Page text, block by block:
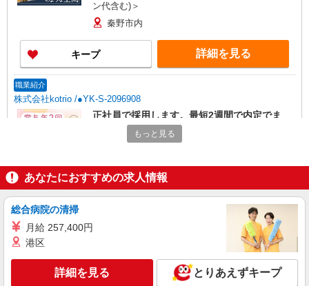
ン代含む)＞
秦野市内
キープ 詳細を見る
職業紹介
株式会社kotrio /●YK-S-2096908
正社員で採用します。最短2週間で内定でま
す。就労支援STAFF募集
【正社員】月給240,000〜400,000円 ・基本
30,000円 ・役職手当：10,000〜70,000円 ・処遇改
善手当：20,000〜60,000円（勤続年数、保有資格
により変動） ・固定残業手当：20,000円（10時
間） ※固定残業時間を超過する場合には超過勤務
手当として別途支給 ・夜勤手当：10,000円/1回
（上記給与とは別に支給） 下記資格をお持ちの方
歓迎 ・認知症介護基礎研修 ・初任者研修 ・実務
者研修 ・介護福祉士 など
神奈川県秦野市
キープ 詳細を見る
派遣社員
株式会社kotrio /●YK-H-1953680
渋沢駅▼綺麗なサ高住で生活ケア▼清掃やフロ
アの巡回など
もっと見る
あなたにおすすめの求人情報
総合病院の清掃
月給 257,400円
港区
詳細を見る とりあえずキープ